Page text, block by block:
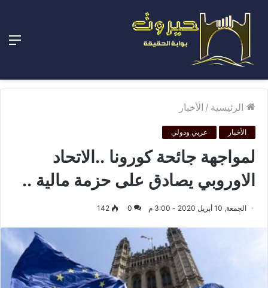
الرئيسية / الأخبار
الأخبار عربي ودولي
لمواجهة جائحة كورونا ..الاتحاد
الاوروبي يصادق على حزمة مالية ..
الجمعة, 10 أبريل 2020 - 3:00 م 0
142